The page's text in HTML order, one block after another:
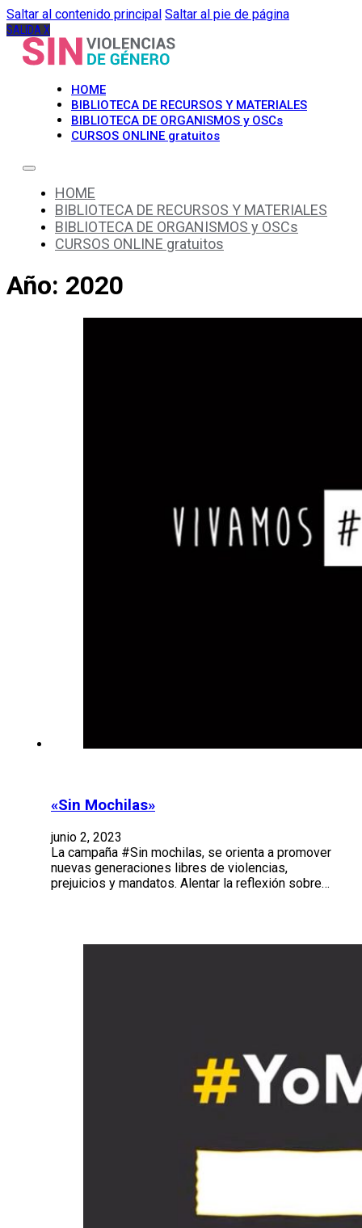
Saltar al contenido principal Saltar al pie de página
SALIDA X
HOME
BIBLIOTECA DE RECURSOS Y MATERIALES
BIBLIOTECA DE ORGANISMOS y OSCs
CURSOS ONLINE gratuitos
HOME
BIBLIOTECA DE RECURSOS Y MATERIALES
BIBLIOTECA DE ORGANISMOS y OSCs
CURSOS ONLINE gratuitos
Año: 2020
«Sin Mochilas»
junio 2, 2023
La campaña #Sin mochilas, se orienta a promover
nuevas generaciones libres de violencias,
prejuicios y mandatos. Alentar la reflexión sobre…